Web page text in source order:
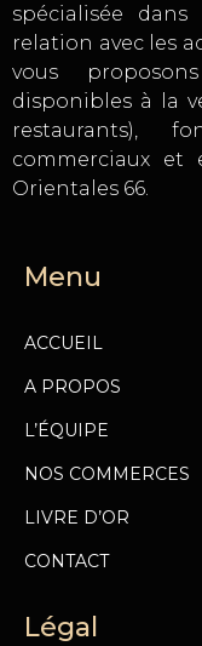
spécialisée
relation avec les
vous
disponibles à la
restaurants),
commerciaux et
Orientales 66.
Menu
ACCUEIL
A PROPOS
L’ÉQUIPE
NOS COMMERCES
LIVRE D’OR
CONTACT
Légal